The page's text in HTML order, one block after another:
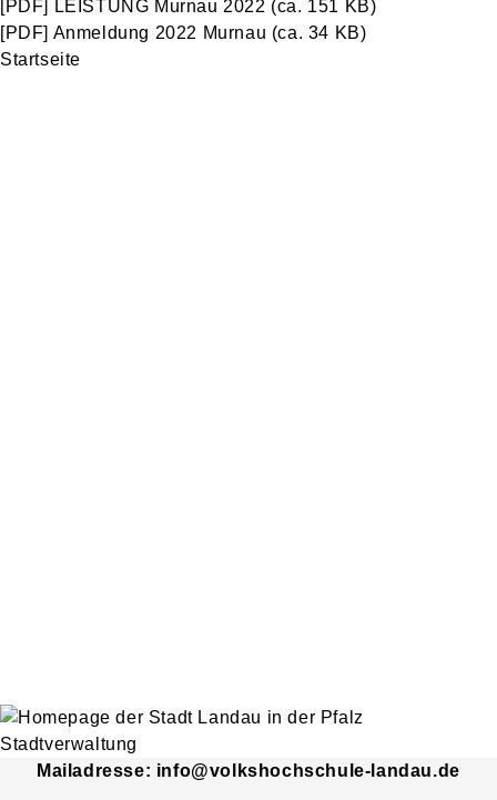
[PDF] LEISTUNG Murnau 2022 (ca. 151 KB)
[PDF] Anmeldung 2022 Murnau (ca. 34 KB)
Startseite
Mailadresse: info@volkshochschule-landau.de